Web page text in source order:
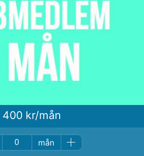
400 kr/mån
mån